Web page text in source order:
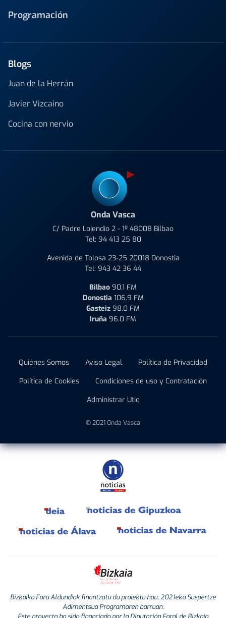
Programación
Blogs
Juan de la Herrán
Javier Vizcaino
Cocina con nervio
Onda Vasca
C/ Padre Lojendio 2 - 1º 48008 Bilbao
Tel: 94 413 25 80
Avenida de Tolosa 23-25 20018 Donostia
Tel: 943 42 36 44
Bilbao 90.1 FM
Donostia 106.9 FM
Gasteiz 98.0 FM
Iruña 96.0 FM
Quiénes Somos Aviso Legal
Política de Privacidad
Política de Cookies
Condiciones de uso y Contratación
Administrar Utiq
© 2021 Onda Vasca
Bizkaiko Foru Aldundiak finantzatu du proiektu hau, 2021eko Suspertze
Adimentsua Programaren barruan.
Este proyecto ha sido financiado por la Diputación Foral de Bizkaia